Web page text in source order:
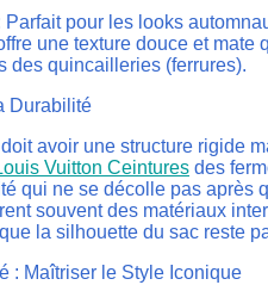
Parfait pour les looks
une texture douce et mate
des quincailleries (ferrures).
Durabilité
avoir une structure rigide
Vuitton Ceintures des
qui ne se décolle pas après
souvent des matériaux
la silhouette du sac reste
: Maîtriser le Style Iconique